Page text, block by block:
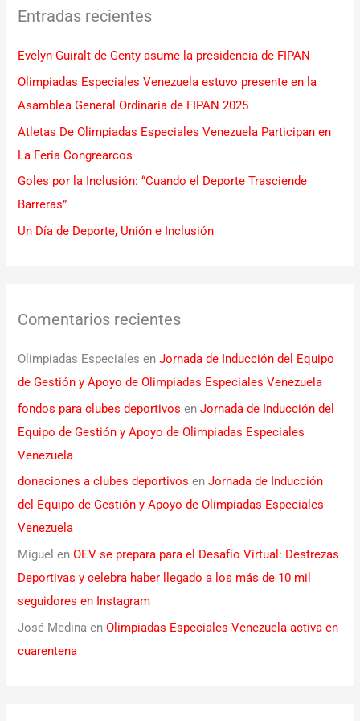
a
p
o
r
:
Entradas recientes
Evelyn Guiralt de Genty asume la presidencia de FIPAN
Olimpiadas Especiales Venezuela estuvo presente en la
Asamblea General Ordinaria de FIPAN 2025
Atletas De Olimpiadas Especiales Venezuela Participan en
La Feria Congrearcos
Goles por la Inclusión: “Cuando el Deporte Trasciende
Barreras”
Un Día de Deporte, Unión e Inclusión
Comentarios recientes
Olimpiadas Especiales enJornada de Inducción del Equipo
de Gestión y Apoyo de Olimpiadas Especiales Venezuela
fondos para clubes deportivos enJornada de Inducción del
Equipo de Gestión y Apoyo de Olimpiadas Especiales
Venezuela
donaciones a clubes deportivos enJornada de Inducción
del Equipo de Gestión y Apoyo de Olimpiadas Especiales
Venezuela
Miguel enOEV se prepara para el Desafío Virtual: Destrezas
Deportivas y celebra haber llegado a los más de 10 mil
seguidores en Instagram
José Medina enOlimpiadas Especiales Venezuela activa en
cuarentena